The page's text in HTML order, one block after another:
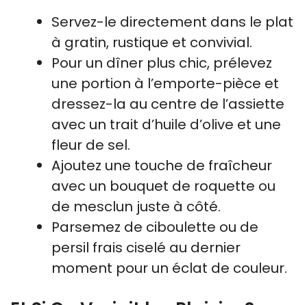
Servez-le directement dans le plat
à gratin, rustique et convivial.
Pour un dîner plus chic, prélevez
une portion à l’emporte-pièce et
dressez-la au centre de l’assiette
avec un trait d’huile d’olive et une
fleur de sel.
Ajoutez une touche de fraîcheur
avec un bouquet de roquette ou
de mesclun juste à côté.
Parsemez de ciboulette ou de
persil frais ciselé au dernier
moment pour un éclat de couleur.